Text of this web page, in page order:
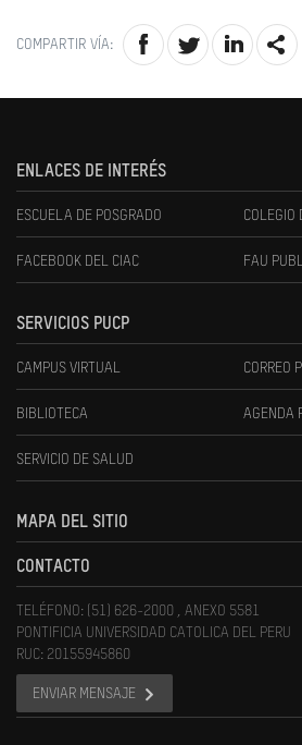
COMPARTIR VÍA:
ENLACES DE INTERÉS
ESCUELA DE POSGRADO COLEGIO
FACEBOOK DEL CIAC FAU
SERVICIOS PUCP
CAMPUS VIRTUAL CORREO
BIBLIOTECA AGENDA
SERVICIO DE SALUD
MAPA DEL SITIO
CONTACTO
TELÉFONO: (51) 626-2000 , ANEXO 5581
PONTIFICIA UNIVERSIDAD CATOLICA DEL PERU
RUC: 20155945860
ENVIAR MENSAJE